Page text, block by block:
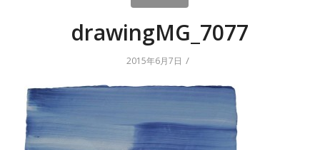
drawingMG_7077
2015年6月7日 /